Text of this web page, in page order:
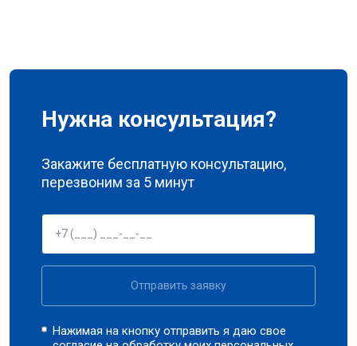
Нужна консультация?
Закажите бесплатную консультацию,
перезвоним за 5 минут
Отправить заявку
Нажимая на кнопку отправить я даю свое